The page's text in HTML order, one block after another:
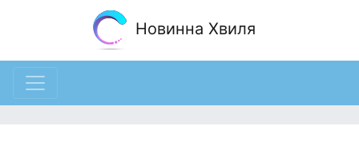
Новинна Хвиля